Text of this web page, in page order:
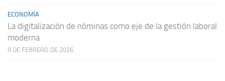
ECONOMÍA
La digitalización de nóminas como eje de la gestión laboral
moderna
9 DE FEBRERO DE 2026